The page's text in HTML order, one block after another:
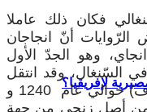
لإفريقيا؟
فكان ذلك عاملا
الرّوايات أنّ انجاجان
وهو الجدّ الأول
السّنغال، وقد انتقل
انجاجان انجاي من (والو) إلى (جولوف) حوالي عام 1240 و
أصل زنجي من جهة